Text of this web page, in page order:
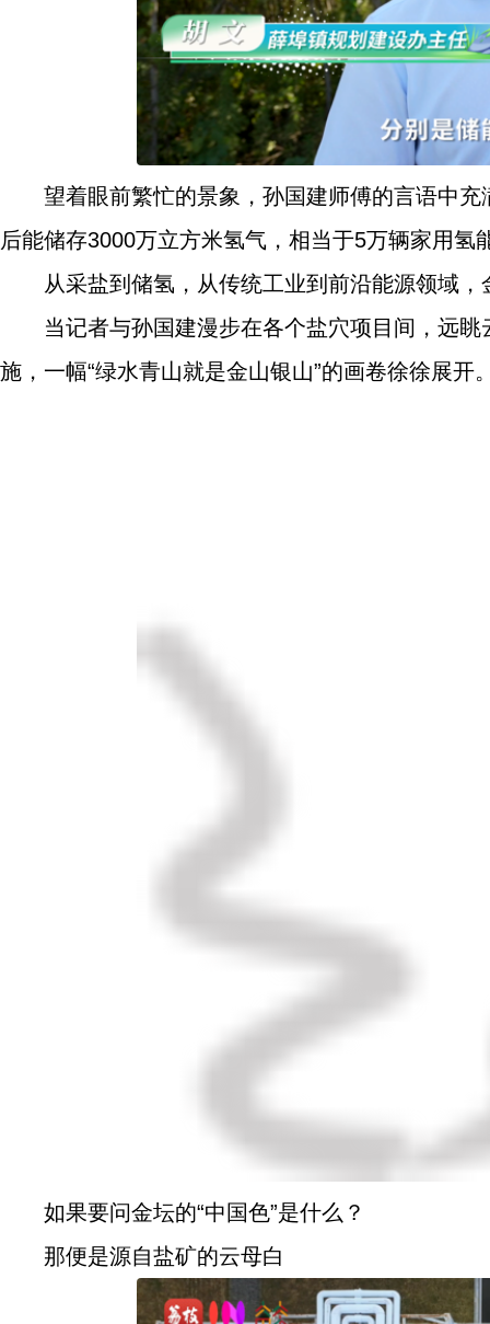
望着眼前繁忙的景象，孙国建师傅的言语中
后能储存3000万立方米氢气，相当于5万辆家用氢
从采盐到储氢，从传统工业到前沿能源领域
当记者与孙国建漫步在各个盐穴项目间，远
施，一幅“绿水青山就是金山银山”的画卷徐徐展开
如果要问金坛的“中国色”是什么？
那便是源自盐矿的云母白